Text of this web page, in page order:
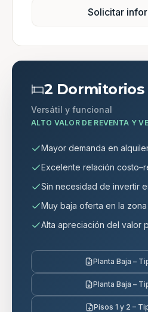
Solicitar
2 Dormitorios
Versátil y funcional
ALTO VALOR DE REVENTA Y
Mayor demanda en
Excelente relación
Sin necesidad de invertir
Muy baja oferta en la zona
Alta apreciación del valor
Planta Baja –
Planta Baja –
Pisos 1 y 2 –